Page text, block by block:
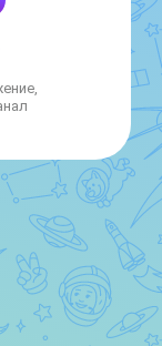
К
и
«Воинам-
где